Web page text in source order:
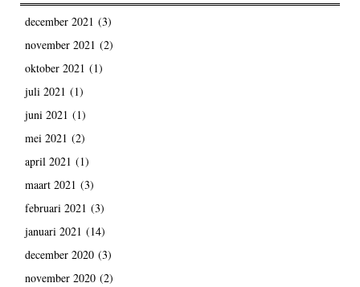
december 2021 (3)
november 2021 (2)
oktober 2021 (1)
juli 2021 (1)
juni 2021 (1)
mei 2021 (2)
april 2021 (1)
maart 2021 (3)
februari 2021 (3)
januari 2021 (14)
december 2020(3)
november 2020(2)